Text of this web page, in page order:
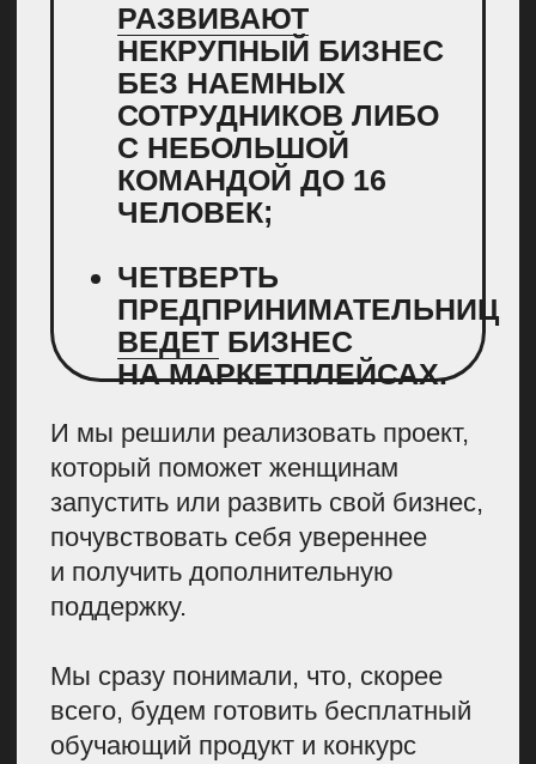
Всего мы получили более 50
некоммерческих выходов в крупных
медиа и Telegram- каналах
Разработали
образовательную
программу
над образовательной программой.
В планах было создать
качественный образовательный
продукт и для тех, кто продает
онлайн, и для тех, кто работает
Мы понимали, что для такого
масштабного проекта нашей
экспертизы будет недостаточно,
поэтому привлекли партнеров
с опытом в смежных сферах:
финансах, продвижении в соцсетях,
масштабировании бизнеса. Ими
стали VK, Нескучные финансы,
социальных проектов, Альфа-Курс,
W2W Match и проект «ТыНеОдна».
Когда мы приступили к разработке